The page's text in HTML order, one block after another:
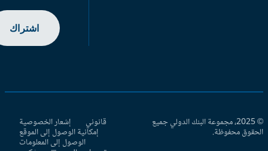
اشتراك
© 2025، مجموعة البنك الدولي جميع
محفوظة.
قانوني إشعار الخصوصية
إمكانية الوصول إلى الموقع
الوصول إلى المعلومات